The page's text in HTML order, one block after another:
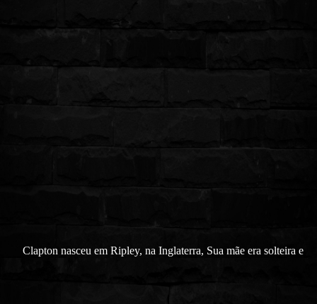
Clapton nasceu em Ripley, na Inglaterra, Sua mãe era solteira e